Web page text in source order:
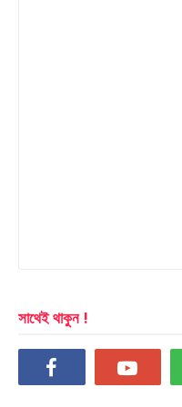
সাথেই থাকুন !